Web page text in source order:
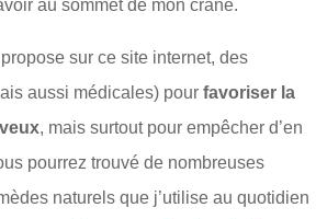
au sommet de mon crâne.
sur ce site internet, des
aussi médicales) pour favoriser la
, mais surtout pour empêcher d’en
pourrez trouvé de nombreuses
naturels que j’utilise au quotidien